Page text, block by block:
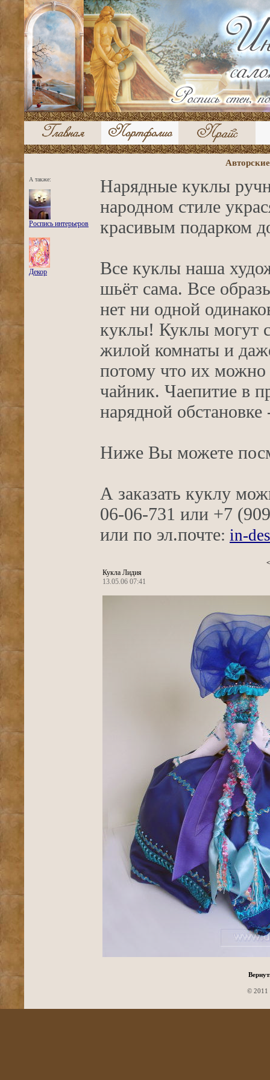
А также:
Роспись интерьеров
Декор
Нарядные куклы
народном стиле
красивым подарком
Все куклы наша
шьёт сама. Все
нет ни одной
куклы! Куклы могут
жилой комнаты и
потому что их можно
чайник. Чаепитие в
нарядной
Ниже Вы можете
А заказать куклу
06-06-731 или +7
или по эл.почте: in-
Кукла Лидия
13.05.06 07:41
© 2011